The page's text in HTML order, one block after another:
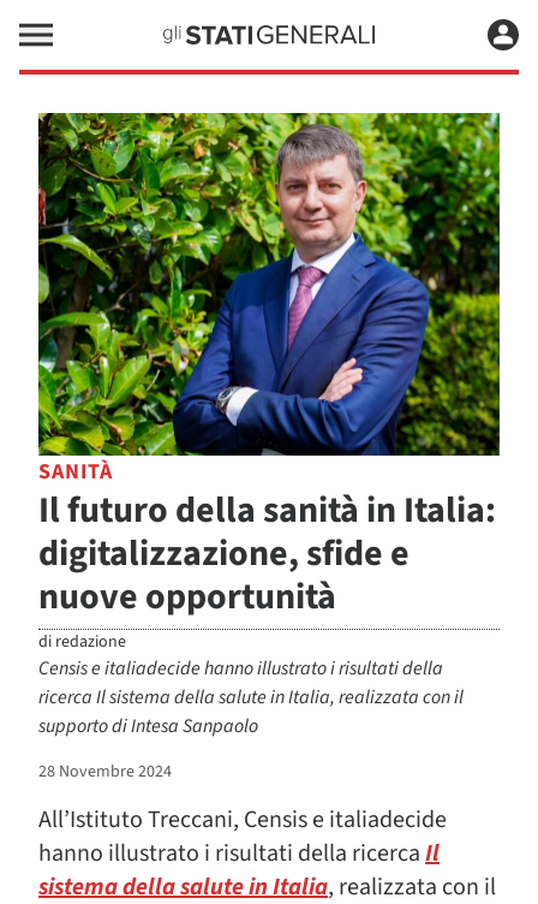
SANITÀ
Il futuro della sanità in Italia:
digitalizzazione, sfide e
nuove opportunità
di redazione
Censis e italiadecide hanno illustrato i risultati della
ricerca Il sistema della salute in Italia, realizzata con il
supporto di Intesa Sanpaolo
28 Novembre 2024
All’Istituto Treccani, Censis e italiadecide
hanno illustrato i risultati della ricercaIl
sistema della salute in Italia, realizzata con il